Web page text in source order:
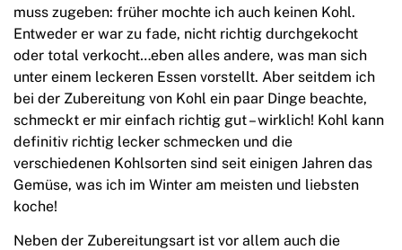
muss zugeben: früher mochte ich auch keinen Kohl.
Entweder er war zu fade, nicht richtig durchgekocht
oder total verkocht…eben alles andere, was man sich
unter einem leckeren Essen vorstellt. Aber seitdem ich
bei der Zubereitung von Kohl ein paar Dinge beachte,
schmeckt er mir einfach richtig gut – wirklich! Kohl kann
definitiv richtig lecker schmecken und die
verschiedenen Kohlsorten sind seit einigen Jahren das
Gemüse, was ich im Winter am meisten und liebsten
koche!
Neben der Zubereitungsart ist vor allem auch die